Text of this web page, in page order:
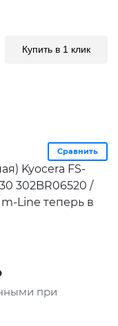
Купить в 1 клик
Сравнить
Kyocera FS-
302BR06520 /
Line теперь в
при